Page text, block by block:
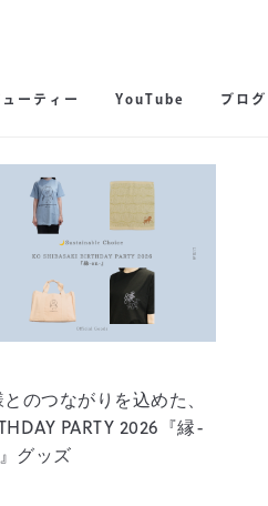
ーティー YouTube ブログ
のつながりを込めた、
PARTY 2026『縁-
グッズ